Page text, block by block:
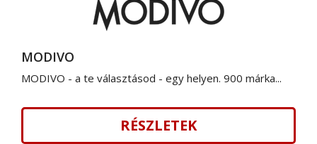
MODIVO
MODIVO - a te választásod - egy helyen. 900 márka...
RÉSZLETEK